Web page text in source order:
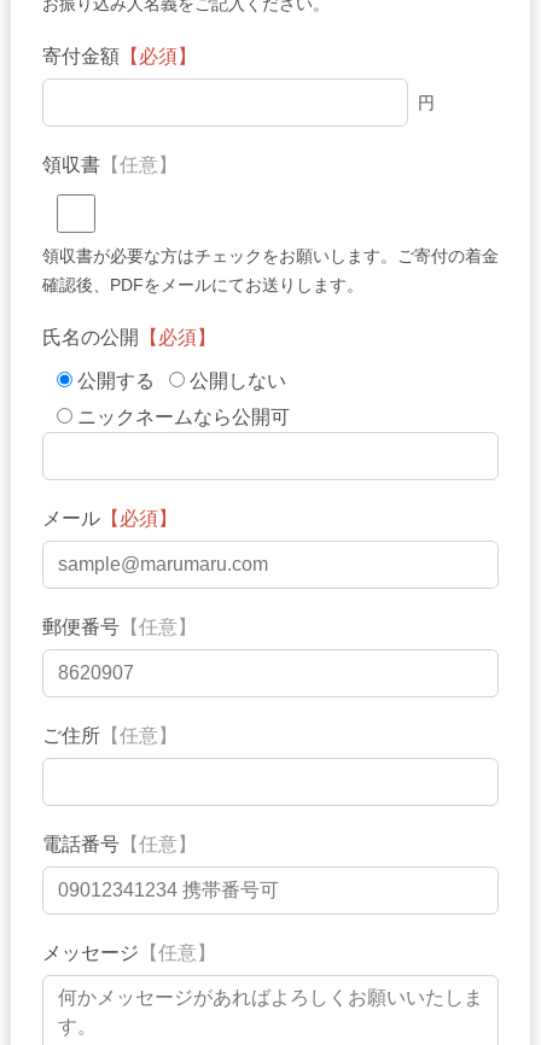
寄付金額【必須】
円
領収書【任意】
領収書が必要な方はチェックをお願いします。ご寄付の着金
確認後、PDFをメールにてお送りします。
氏名の公開 【必須】
公開する
公開しない
ニックネームなら公開可
メール【必須】
郵便番号【任意】
ご住所【任意】
電話番号【任意】
メッセージ 【任意】